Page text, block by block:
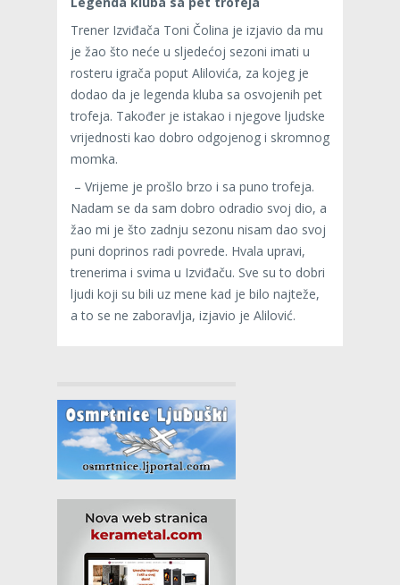
Trener Izviđača Toni Čolina je izjavio da mu
je žao što neće u sljedećoj sezoni imati u
rosteru igrača poput Alilovića, za kojeg je
dodao da je legenda kluba sa osvojenih pet
trofeja. Također je istakao i njegove ljudske
vrijednosti kao dobro odgojenog i skromnog
momka.
– Vrijeme je prošlo brzo i sa puno trofeja.
Nadam se da sam dobro odradio svoj dio, a
žao mi je što zadnju sezonu nisam dao svoj
puni doprinos radi povrede. Hvala upravi,
trenerima i svima u Izviđaču. Sve su to dobri
ljudi koji su bili uz mene kad je bilo najteže,
a to se ne zaboravlja, izjavio je Alilović.